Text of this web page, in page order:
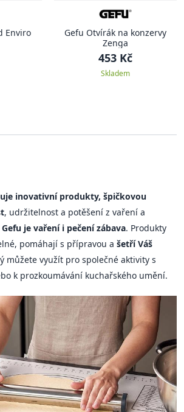
Enviro
Gefu Otvírák na konzervy
Zenga
453 Kč
Skladem
inovativní produkty, špičkovou
, udržitelnost a potěšení z vaření a
je vaření i pečení zábava. Produkty
pomáhají s přípravou a šetří Váš
můžete využít pro společné aktivity s
k prozkoumávání kuchařského umění.